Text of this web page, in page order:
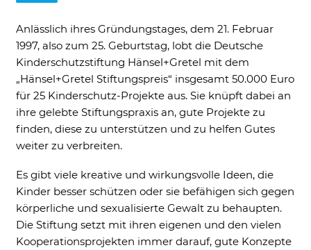
Anlässlich ihres Gründungstages, dem 21. Februar
1997, also zum 25. Geburtstag, lobt die Deutsche
Kinderschutzstiftung Hänsel+Gretel mit dem
„Hänsel+Gretel Stiftungspreis“ insgesamt 50.000 Euro
für 25 Kinderschutz-Projekte aus. Sie knüpft dabei an
ihre gelebte Stiftungspraxis an, gute Projekte zu
finden, diese zu unterstützen und zu helfen Gutes
weiter zu verbreiten.
Es gibt viele kreative und wirkungsvolle Ideen, die
Kinder besser schützen oder sie befähigen sich gegen
körperliche und sexualisierte Gewalt zu behaupten.
Die Stiftung setzt mit ihren eigenen und den vielen
Kooperationsprojekten immer darauf, gute Konzepte
auf sichere Bereiche unserer Website
Cookie Informationen anzeigen
YouTube, Instagram or similar providers.
Cookie Informationen anzeigen